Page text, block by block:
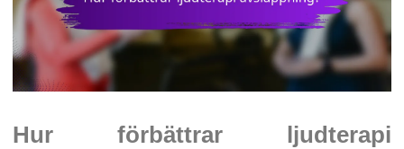
Hur förbättrar ljudterapi